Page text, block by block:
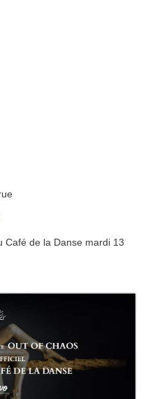
Café de la Danse mardi 13